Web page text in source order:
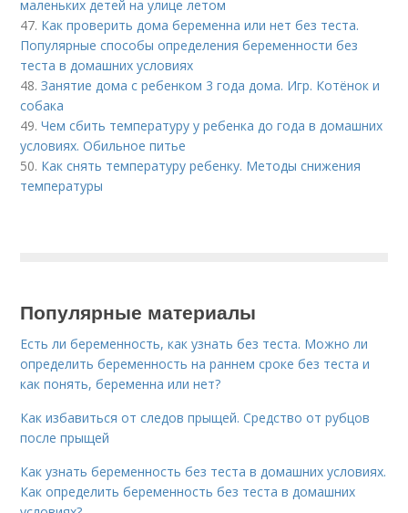
маленьких детей на улице летом
47. Как проверить дома беременна или нет без теста.
Популярные способы определения беременности без
теста в домашних условиях
48.Занятие дома с ребенком 3 года дома. Игр. Котёнок и
собака
49.Чем сбить температуру у ребенка до года в домашних
условиях. Обильное питье
50. Как снять температуру ребенку. Методы снижения
температуры
Популярные материалы
Есть ли беременность, как узнать без теста. Можно ли
определить беременность на раннем сроке без теста и
как понять, беременна или нет?
Как избавиться от следов прыщей. Средство от рубцов
после прыщей
Как узнать беременность без теста в домашних условиях.
Как определить беременность без теста в домашних